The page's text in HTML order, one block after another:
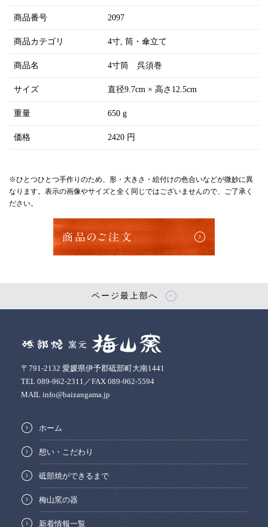
商品番号 2097
商品カテゴリ 4寸 筒・傘立て
商品名 4寸筒 呉須巻
サイズ 直径9.7cm × 高さ12.5cm
重量 650 g
価格 2420 円
※ひとつひとつ手作りのため、形・大きさ・絵付けの色合いなどが微妙に異
なります。表示の画像やサイズと全く同じではございませんので、ご了承く
ださい。
商品のご注文
ページ最上部へ
〒791-2132 愛媛県伊予郡砥部町大南1441
TEL 089-962-2311／FAX 089-962-5594
MAIL info@baizangama.jp
ホーム
想い・こだわり
砥部焼ができるまで
梅山窯の器
新着情報一覧